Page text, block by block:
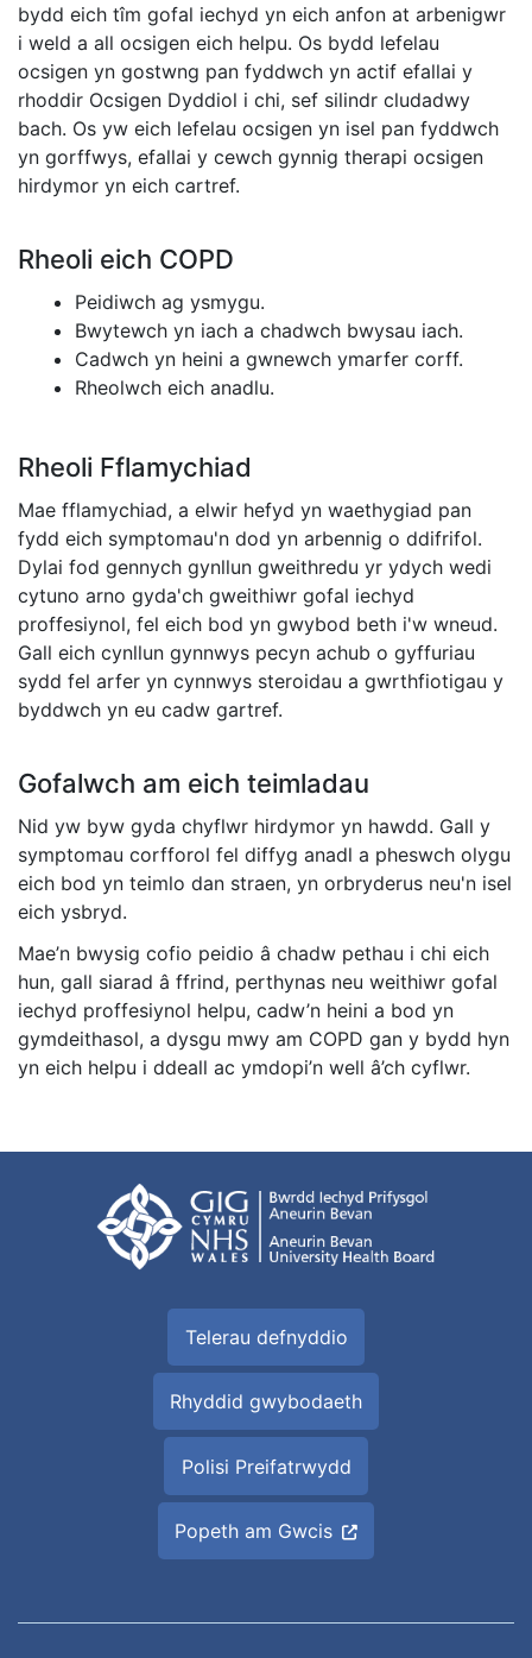
bydd eich tîm gofal iechyd yn eich anfon at arbenigwr
i weld a all ocsigen eich helpu. Os bydd lefelau
ocsigen yn gostwng pan fyddwch yn actif efallai y
rhoddir Ocsigen Dyddiol i chi, sef silindr cludadwy
bach. Os yw eich lefelau ocsigen yn isel pan fyddwch
yn gorffwys, efallai y cewch gynnig therapi ocsigen
hirdymor yn eich cartref.
Rheoli eich COPD
Peidiwch ag ysmygu.
Bwytewch yn iach a chadwch bwysau iach.
Cadwch yn heini a gwnewch ymarfer corff.
Rheolwch eich anadlu.
Rheoli Fflamychiad
Mae fflamychiad, a elwir hefyd yn waethygiad pan
fydd eich symptomau'n dod yn arbennig o ddifrifol.
Dylai fod gennych gynllun gweithredu yr ydych wedi
cytuno arno gyda'ch gweithiwr gofal iechyd
proffesiynol, fel eich bod yn gwybod beth i'w wneud.
Gall eich cynllun gynnwys pecyn achub o gyffuriau
sydd fel arfer yn cynnwys steroidau a gwrthfiotigau y
byddwch yn eu cadw gartref.
Gofalwch am eich teimladau
Nid yw byw gyda chyflwr hirdymor yn hawdd. Gall y
symptomau corfforol fel diffyg anadl a pheswch olygu
eich bod yn teimlo dan straen, yn orbryderus neu'n isel
eich ysbryd.
Mae’n bwysig cofio peidio â chadw pethau i chi eich
hun, gall siarad â ffrind, perthynas neu weithiwr gofal
iechyd proffesiynol helpu, cadw’n heini a bod yn
gymdeithasol, a dysgu mwy am COPD gan y bydd hyn
yn eich helpu i ddeall ac ymdopi’n well â’ch cyflwr.
Telerau defnyddio
Rhyddid gwybodaeth
Polisi Preifatrwydd
Popeth am Gwcis